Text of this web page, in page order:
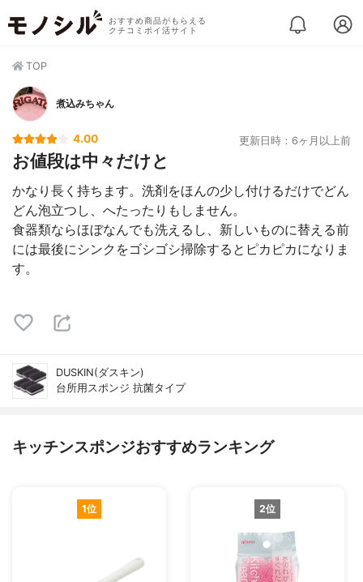
おすすめ商品がもらえる
クチコミポイ活サイト
TOP
煮込みちゃん
4.00 更新日時：6ヶ月以上前
お値段は中々だけと
かなり長く持ちます。洗剤をほんの少し付けるだけでどん
どん泡立つし、へたったりもしません。
食器類ならほぼなんでも洗えるし、新しいものに替える前
には最後にシンクをゴシゴシ掃除するとピカピカになりま
す。
DUSKIN(ダスキン)
台所用スポンジ 抗菌タイプ
キッチンスポンジおすすめランキング
1位 2位